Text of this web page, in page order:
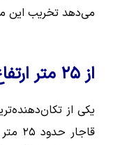
می‌دهد تخریب این
از ۲۵ متر ارتفاع تا کمتر از ۱۵ متر
یکی از